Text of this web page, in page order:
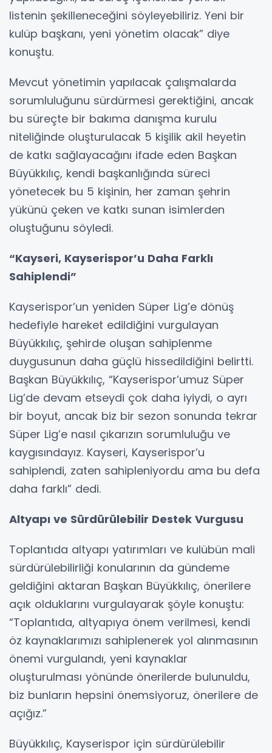
listenin şekilleneceğini söyleyebiliriz. Yeni bir
kulüp başkanı, yeni yönetim olacak” diye
konuştu.
Mevcut yönetimin yapılacak çalışmalarda
sorumluluğunu sürdürmesi gerektiğini, ancak
bu süreçte bir bakıma danışma kurulu
niteliğinde oluşturulacak 5 kişilik akil heyetin
de katkı sağlayacağını ifade eden Başkan
Büyükkılıç, kendi başkanlığında süreci
yönetecek bu 5 kişinin, her zaman şehrin
yükünü çeken ve katkı sunan isimlerden
oluştuğunu söyledi.
“Kayseri, Kayserispor’u Daha Farklı
Sahiplendi”
Kayserispor’un yeniden Süper Lig’e dönüş
hedefiyle hareket edildiğini vurgulayan
Büyükkılıç, şehirde oluşan sahiplenme
duygusunun daha güçlü hissedildiğini belirtti.
Başkan Büyükkılıç, “Kayserispor’umuz Süper
Lig’de devam etseydi çok daha iyiydi, o ayrı
bir boyut, ancak biz bir sezon sonunda tekrar
Süper Lig’e nasıl çıkarızın sorumluluğu ve
kaygısındayız. Kayseri, Kayserispor’u
sahiplendi, zaten sahipleniyordu ama bu defa
daha farklı” dedi.
Altyapı ve Sürdürülebilir Destek Vurgusu
Toplantıda altyapı yatırımları ve kulübün mali
sürdürülebilirliği konularının da gündeme
geldiğini aktaran Başkan Büyükkılıç, önerilere
açık olduklarını vurgulayarak şöyle konuştu:
“Toplantıda, altyapıya önem verilmesi, kendi
öz kaynaklarımızı sahiplenerek yol alınmasının
önemi vurgulandı, yeni kaynaklar
oluşturulması yönünde önerilerde bulunuldu,
biz bunların hepsini önemsiyoruz, önerilere de
açığız.”
Büyükkılıç, Kayserispor için sürdürülebilir